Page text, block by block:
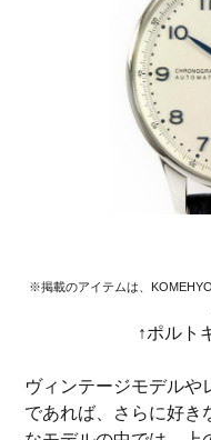
※掲載のアイテムは、
↑ポルト
ヴィンテージモデルや
であれば、さらに好き